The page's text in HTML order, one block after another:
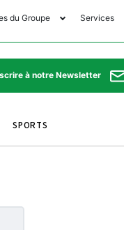
du Groupe
Sports
Store
Services
Horaires de prières
Pharmacies de garde
Programme TV
à notre Newsletter
SPORTS